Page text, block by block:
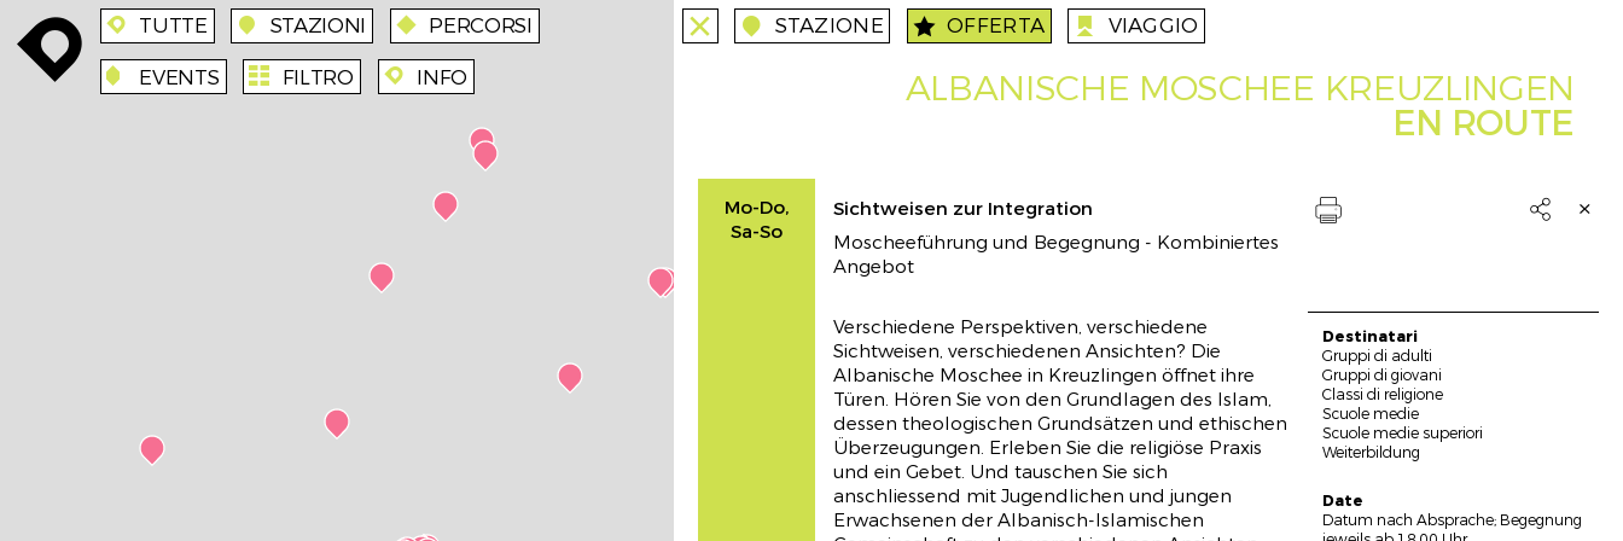
enroute enroute TUTTE station STAZIONI route PERCORSI
event EVENTS agenda FILTRO enroute INFO
close
Incontri interreligiosi
06.03 - 18.04.2019
Momenti di preghiera e di riflessione
comuni sul tema della Riconciliazione e
close station STAZIONE angebote OFFERTA anreise VIAGGIO
ALBANISCHE MOSCHEE KREUZLINGEN
EN ROUTE
Mo-Do,
Sa-So
Sichtweisen zur Integration 
Moscheeführung und Begegnung - Kombiniertes
Angebot
Verschiedene Perspektiven, verschiedene
Sichtweisen, verschiedenen Ansichten? Die
Albanische Moschee in Kreuzlingen öffnet ihre
Türen. Hören Sie von den Grundlagen des Islam,
dessen theologischen Grundsätzen und ethischen
Überzeugungen. Erleben Sie die religiöse Praxis
und ein Gebet. Und tauschen Sie sich
anschliessend mit Jugendlichen und jungen
Erwachsenen der Albanisch-Islamischen
Destinatari
Gruppi di adulti
Gruppi di giovani
Classi di religione
Scuole medie
Scuole medie superiori
Weiterbildung
Date
Datum nach Absprache; Begegnung